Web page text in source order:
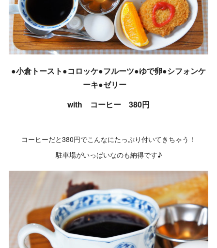
●小倉トースト●コロッケ●フルーツ●ゆで卵●シフォンケ
ーキ●ゼリー
with コーヒー 380円
コーヒーだと380円でこんなにたっぷり付いてきちゃう！
駐車場がいっぱいなのも納得です♪